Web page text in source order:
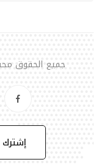
جميع الحقوق
إشترك